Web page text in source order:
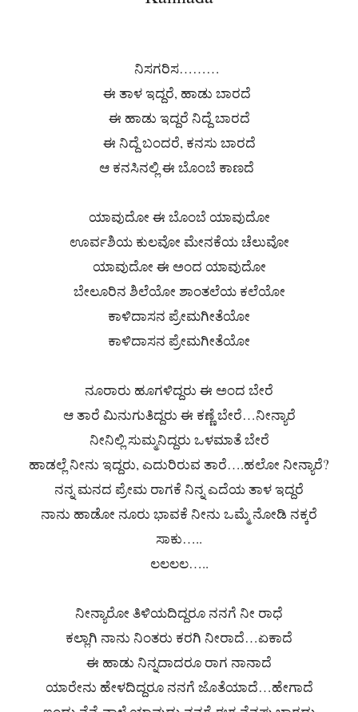
ನಿಸಗರಿಸ………
ಈ ತಾಳ ಇದ್ದರೆ, ಹಾಡು ಬಾರದೆ
ಈ ಹಾಡು ಇದ್ದರೆ ನಿದ್ದೆ ಬಾರದೆ
ಈ ನಿದ್ದೆ ಬಂದರೆ, ಕನಸು ಬಾರದೆ
ಆ ಕನಸಿನಲ್ಲಿ ಈ ಬೊಂಬೆ ಕಾಣದೆ
ಯಾವುದೋ ಈ ಬೊಂಬೆ ಯಾವುದೋ
ಊರ್ವಶಿಯ ಕುಲವೋ ಮೇನಕೆಯ ಚೆಲುವೋ
ಯಾವುದೋ ಈ ಅಂದ ಯಾವುದೋ
ಬೇಲೂರಿನ ಶಿಲೆಯೋ ಶಾಂತಲೆಯ ಕಲೆಯೋ
ಕಾಳಿದಾಸನ ಪ್ರೇಮಗೀತೆಯೋ
ಕಾಳಿದಾಸನ ಪ್ರೇಮಗೀತೆಯೋ
ನೂರಾರು ಹೂಗಳಿದ್ದರು ಈ ಅಂದ ಬೇರೆ
ಆ ತಾರೆ ಮಿನುಗುತಿದ್ದರು ಈ ಕಣ್ಣೆ ಬೇರೆ…ನೀನ್ಯಾರೆ
ನೀನಿಲ್ಲಿ ಸುಮ್ಮನಿದ್ದರು ಒಳಮಾತೆ ಬೇರೆ
ಹಾಡಲ್ಲೆ ನೀನು ಇದ್ದರು, ಎದುರಿರುವ ತಾರೆ….ಹಲೋ ನೀನ್ಯಾರೆ?
ನನ್ನ ಮನದ ಪ್ರೇಮ ರಾಗಕೆ ನಿನ್ನ ಎದೆಯ ತಾಳ ಇದ್ದರೆ
ನಾನು ಹಾಡೋ ನೂರು ಭಾವಕೆ ನೀನು ಒಮ್ಮೆ ನೋಡಿ ನಕ್ಕರೆ
ಸಾಕು…..
ಲಲಲಲ…..
ನೀನ್ಯಾರೋ ತಿಳಿಯದಿದ್ದರೂ ನನಗೆ ನೀ ರಾಧೆ
ಕಲ್ಲಾಗಿ ನಾನು ನಿಂತರು ಕರಗಿ ನೀರಾದೆ…ಏಕಾದೆ
ಈ ಹಾಡು ನಿನ್ನದಾದರೂ ರಾಗ ನಾನಾದೆ
ಯಾರೇನು ಹೇಳದಿದ್ದರೂ ನನಗೆ ಜೊತೆಯಾದೆ…ಹೇಗಾದೆ